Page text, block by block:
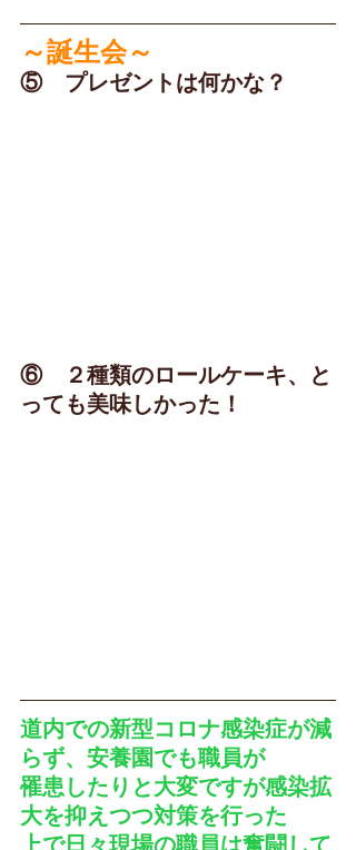
～誕生会～
⑤　プレゼントは何かな？
⑥　２種類のロールケーキ、と
っても美味しかった！
道内での新型コロナ感染症が減
らず、安養園でも職員が
罹患したりと大変ですが感染拡
大を抑えつつ対策を行った
上で日々現場の職員は奮闘して